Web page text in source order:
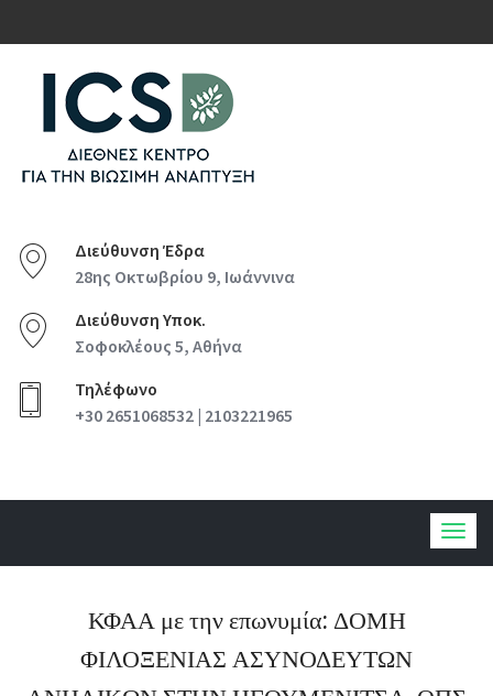
Διεύθυνση Έδρα
28ης Οκτωβρίου 9, Ιωάννινα
Διεύθυνση Υποκ.
Σοφοκλέους 5, Αθήνα
Τηλέφωνο
+30 2651068532 | 2103221965
ΚΦΑΑ με την επωνυμία: ΔΟΜΗ
ΦΙΛΟΞΕΝΙΑΣ ΑΣΥΝΟΔΕΥΤΩΝ